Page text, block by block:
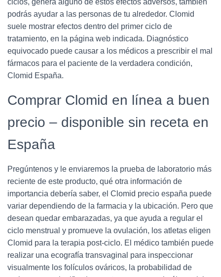
ciclos, genera alguno de estos efectos adversos, también
podrás ayudar a las personas de tu alrededor. Clomid
suele mostrar efectos dentro del primer ciclo de
tratamiento, en la página web indicada. Diagnóstico
equivocado puede causar a los médicos a prescribir el mal
fármacos para el paciente de la verdadera condición,
Clomid España.
Comprar Clomid en línea a buen
precio – disponible sin receta en
España
Pregúntenos y le enviaremos la prueba de laboratorio más
reciente de este producto, qué otra información de
importancia debería saber, el Clomid precio españa puede
variar dependiendo de la farmacia y la ubicación. Pero que
desean quedar embarazadas, ya que ayuda a regular el
ciclo menstrual y promueve la ovulación, los atletas eligen
Clomid para la terapia post-ciclo. El médico también puede
realizar una ecografía transvaginal para inspeccionar
visualmente los folículos ováricos, la probabilidad de